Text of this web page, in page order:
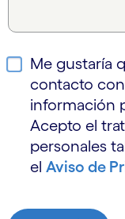
Me gustaría
contacto
información
Acepto el
personales
el Aviso de